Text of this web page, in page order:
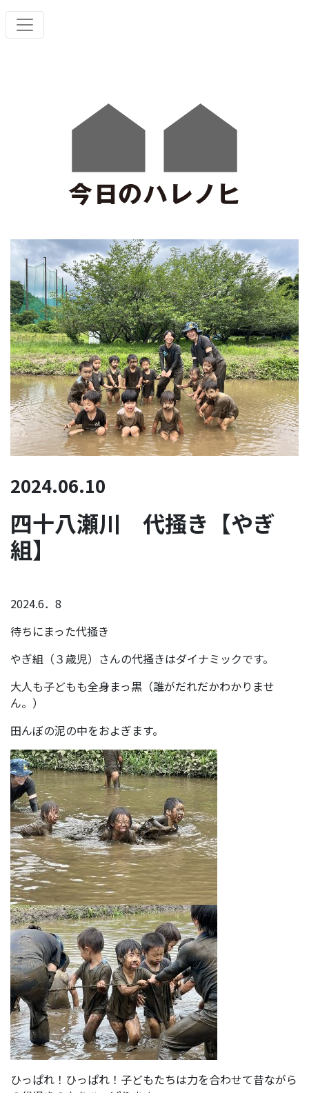
2024.06.10
四十八瀬川 代掻き【やぎ
組】
2024.6．8
待ちにまった代掻き
やぎ組（３歳児）さんの代掻きはダイナミックです。
大人も子どもも全身まっ黒（誰がだれだかわかりませ
ん。）
田んぼの泥の中をおよぎます。
ひっぱれ！ひっぱれ！子どもたちは力を合わせて昔ながら